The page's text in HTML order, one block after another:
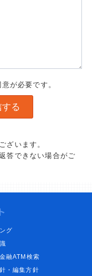
が必要です。
ざいます。
答できない場合がご
グ
融ATM検索
・編集方針